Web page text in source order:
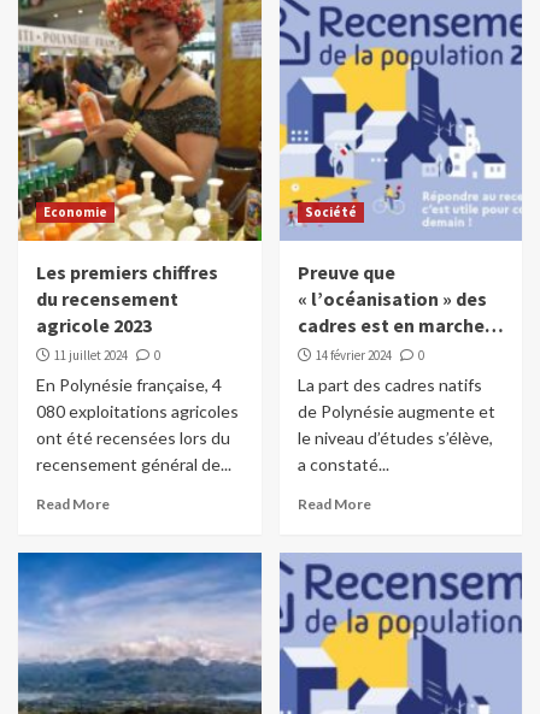
Economie
Les premiers chiffres
du recensement
agricole 2023
11 juillet 2024 0
En Polynésie française, 4
080 exploitations agricoles
ont été recensées lors du
recensement général de...
Read More
Société
Preuve que
« l’océanisation » des
cadres est en marche…
14 février 2024 0
La part des cadres natifs
de Polynésie augmente et
le niveau d’études s’élève,
a constaté...
Read More